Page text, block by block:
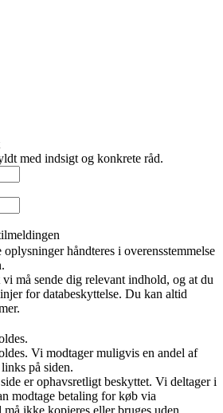
med indsigt og konkrete råd.
oplysninger håndteres i overensstemmelse
må sende dig relevant indhold, og at du
for databeskyttelse. Du kan altid
Vi modtager muligvis en andel af
på siden.
er ophavsretligt beskyttet. Vi deltager i
modtage betaling for køb via
ikke kopieres eller bruges uden